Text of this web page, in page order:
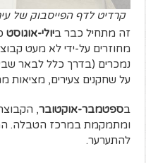
קרדיט לדף הפייסבוק של
זה מתחיל כבר ביולי-אוגוסט
מחוזרים על-ידי לא מעט
נמכרים (בדרך כלל לבאר
על שחקנים צעירים, מציאות
בספטמבר-אוקטובר,
ומתמקמת במרכז הטבלה.
להתערער.